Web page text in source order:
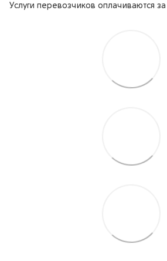
Услуги перевозчиков оплачиваются